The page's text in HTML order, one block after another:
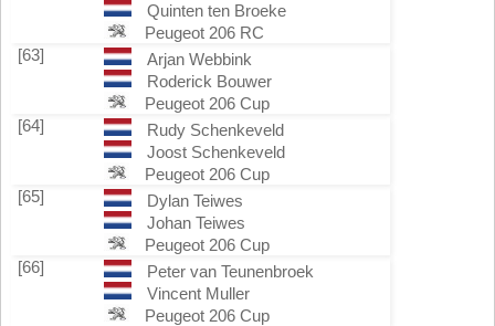
Quinten ten Broeke
Peugeot 206 RC
[63]
Arjan Webbink
Roderick Bouwer
Peugeot 206 Cup
[64]
Rudy Schenkeveld
Joost Schenkeveld
Peugeot 206 Cup
[65]
Dylan Teiwes
Johan Teiwes
Peugeot 206 Cup
[66]
Peter van Teunenbroek
Vincent Muller
Peugeot 206 Cup